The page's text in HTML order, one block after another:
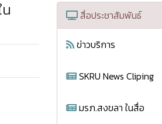
สื่อประชาสัมพันธ์
ข่าวบริการ
SKRU News Cliping
มรภ.สงขลา ในสื่อ